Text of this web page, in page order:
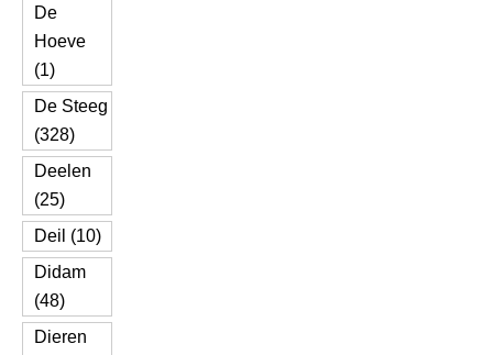
De
Hoeve
(1)
De Steeg
(328)
Deelen
(25)
Deil (10)
Didam
(48)
Dieren